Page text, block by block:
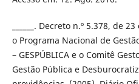
______. Decreto n.º 5.378, de
o Programa Nacional de
– GESPÚBLICA e o Comitê
Gestão Pública e